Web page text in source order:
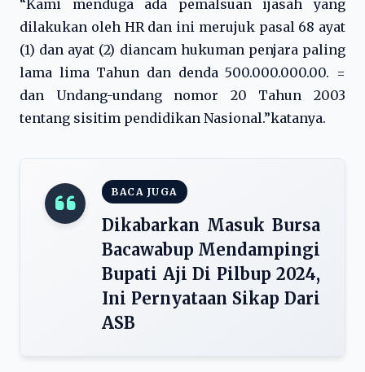
“Kami menduga ada pemalsuan ijasah yang
dilakukan oleh HR dan ini merujuk pasal 68 ayat
(1) dan ayat (2) diancam hukuman penjara paling
lama lima Tahun dan denda500.000.000.00. =
dan Undang-undang nomor 20 Tahun 2003
tentang sisitim pendidikan Nasional.”katanya.
BACA JUGA
Dikabarkan Masuk Bursa
Bacawabup Mendampingi
Bupati Aji Di Pilbup 2024,
Ini Pernyataan Sikap Dari
ASB